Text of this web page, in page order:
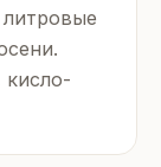
литровые
кисло-